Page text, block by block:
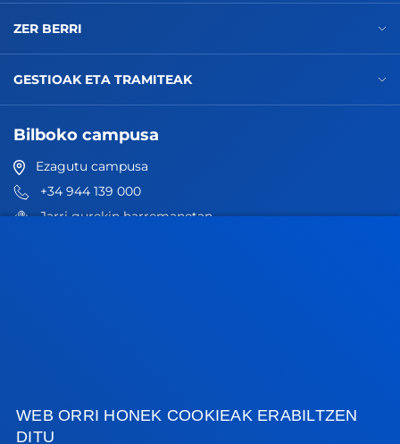
WEB ORRI HONEK COOKIEAK ERABILTZEN
DITU
ZER BERRI
GESTIOAK ETA TRAMITEAK
Bilboko campusa
Ezagutu campusa
+34 944 139 000
Jarri gurekin harremanetan
Ezagutu egoitza
+34 945 010 114